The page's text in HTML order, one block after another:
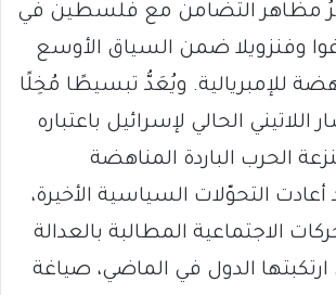
مظاهر التضامن مع فلسطين في
وفنزويلا ضمن السياق الأوسع
للإمبريالية. ويُعَدُّ تبسيطًا مُخِلًا
اللاتيني الحالي لإسرائيل باعتباره
الحرب الباردة المناهضة
أعادت التحوّلات السياسية الأخيرة،
الاجتماعية المطالبة بالعدالة
ارتكبتها الدول في الماضي، صياغة